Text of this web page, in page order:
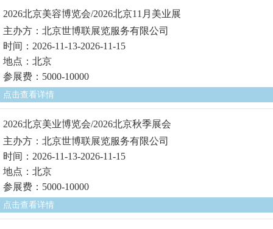
2026北京美容博览会/2026北京11月美业展
主办方：北京世博联展览服务有限公司
时间：2026-11-13-2026-11-15
地点：北京
参展费：5000-10000
点击查看详情
2026北京美业博览会/2026北京秋季展会
主办方：北京世博联展览服务有限公司
时间：2026-11-13-2026-11-15
地点：北京
参展费：5000-10000
点击查看详情